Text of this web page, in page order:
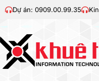
Dự án: 0909.00.99.35